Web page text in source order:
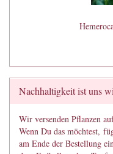
Nachhaltigkeit ist uns
Wir versenden Pflanzen
Wenn Du das möchtest,
am Ende der Bestellung